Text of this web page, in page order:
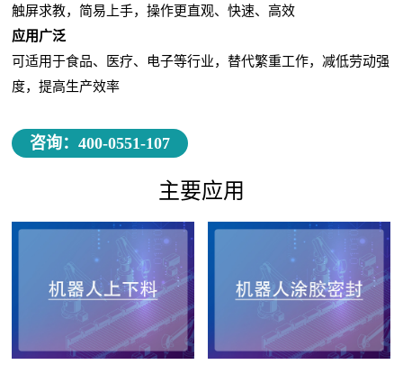
触屏求教，简易上手，操作更直观、快速、高效
应用广泛
可适用于食品、医疗、电子等行业，替代繁重工作，减低劳动强
度，提高生产效率
咨询：400-0551-107
主要应用